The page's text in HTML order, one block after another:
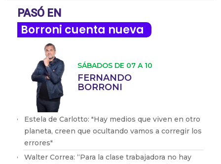
PASÓ EN
Borroni cuenta nueva
SÁBADOS DE 07 A 10
FERNANDO
BORRONI
Estela de Carlotto: "Hay medios que viven en otro
planeta, creen que ocultando vamos a corregir los
errores"
Walter Correa: “Para la clase trabajadora no hay